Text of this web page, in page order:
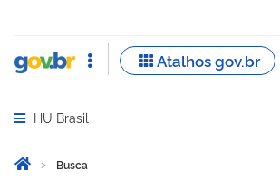
Abrir menu principal de navegação
HU Brasil
Você está aqui:
Página Inicial
Busca